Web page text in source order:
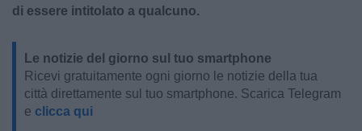
di essere intitolato a qualcuno.
Le notizie del giorno sul tuo smartphone
Ricevi gratuitamente ogni giorno le notizie della tua
città direttamente sul tuo smartphone. Scarica Telegram
e clicca qui